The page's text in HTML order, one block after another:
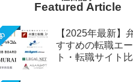
Featured Article
【2025年最新】
すすめの転職エ
ト・転職サイト